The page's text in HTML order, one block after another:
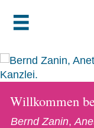
Willkommen
Bernd Zanin,